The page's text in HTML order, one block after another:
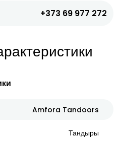
+373 69 977 272
Amfora Tandoors
Тандыры